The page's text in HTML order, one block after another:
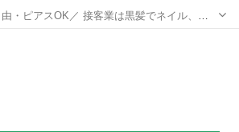
・ピアスOK／ 接客業は黒髪でネイル、ア
いけど ジュエルカフェでは、すべてが自由